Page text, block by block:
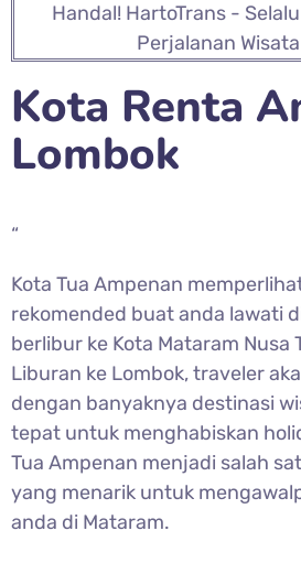
Handal! HartoTrans -
Perjalanan
Kota Renta
Lombok
“
Kota Tua Ampenan
rekomended buat anda lawati
berlibur ke Kota Mataram Nusa
Liburan ke Lombok, traveler
dengan banyaknya destinasi
tepat untuk menghabiskan
Tua Ampenan menjadi salah
yang menarik untuk
anda di Mataram.